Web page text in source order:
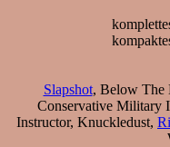
Slapshot, Below The
Conservative Military
Instructor, Knuckledust,